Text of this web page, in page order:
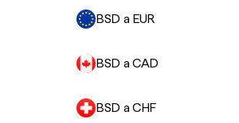
BSD a EUR
BSD a CAD
BSD a CHF